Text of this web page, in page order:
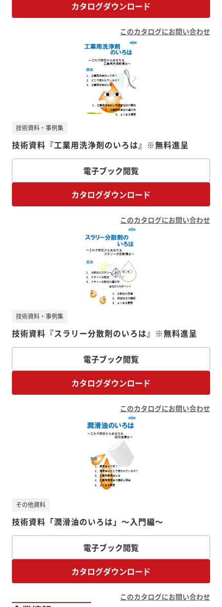
カタログダウンロード
このカタログにお問い合わせ
技術資料『工業用洗浄剤のいろは』※無料進呈
技術資料・事例集
電子ブック閲覧
カタログダウンロード
このカタログにお問い合わせ
技術資料『スラリー分散剤のいろは』※無料進呈
技術資料・事例集
電子ブック閲覧
カタログダウンロード
このカタログにお問い合わせ
技術資料「潤滑油のいろは」～入門編～
その他資料
電子ブック閲覧
カタログダウンロード
このカタログにお問い合わせ